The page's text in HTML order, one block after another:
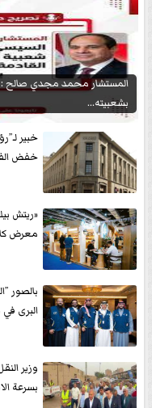
المستشار محمد مجدي صالح :
بشعبيته...
خبير
خفض
«ريتش
معرض كافيكس2026
بالصور
البرى في
وزير
بسرعة